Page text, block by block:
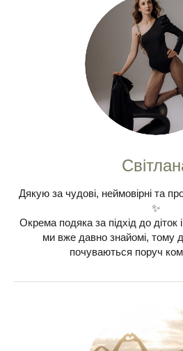
Дякую за чудові, неймовірні та
✨
Окрема подяка за підхід до
ми вже давно знайомі, тому
почуваються поруч